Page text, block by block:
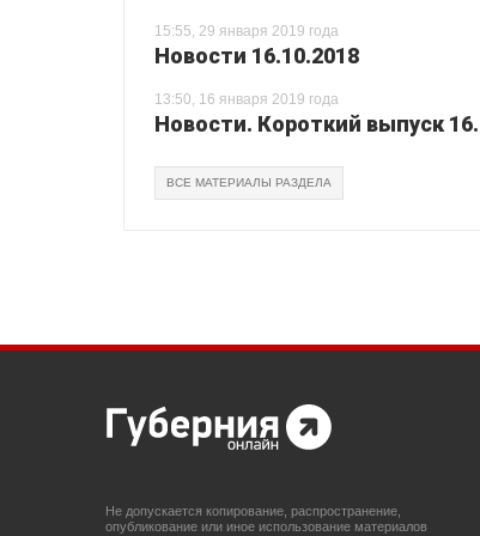
15:55, 29 января 2019 года
Новости 16.10.2018
13:50, 16 января 2019 года
Новости. Короткий выпуск
ВСЕ МАТЕРИАЛЫ РАЗДЕЛА
Не допускается копирование, распространение,
опубликование или иное использование материалов